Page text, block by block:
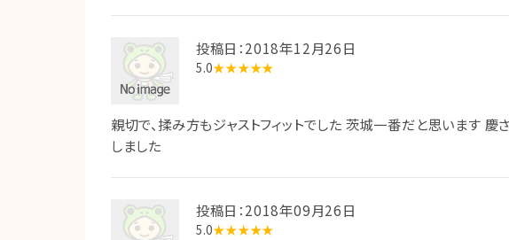
投稿日：2018年12月26日
5.0★★★★★
親切で、揉み方もジャストフィットでした 茨城一番だと思います
しました
投稿日：2018年09月26日
5.0★★★★★